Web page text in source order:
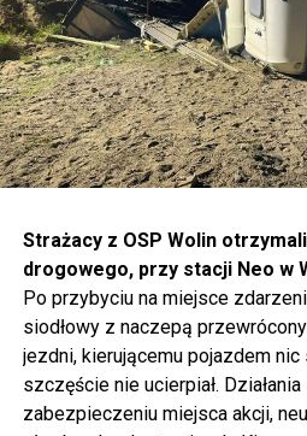
Strażacy z OSP Wolin
drogowego, przy stacji Neo w
Po przybyciu na miejsce
siodłowy z naczepą
jezdni, kierującemu pojazdem nic
szczęście nie ucierpiał.
zabezpieczeniu miejsca akcji,